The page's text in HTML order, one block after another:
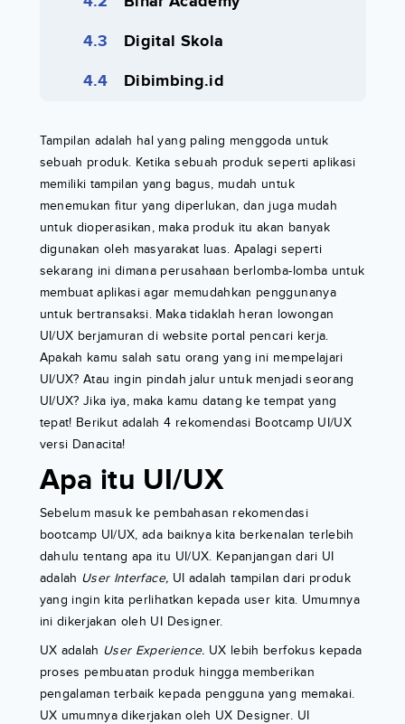
Digital Skola
Dibimbing.id
Tampilan adalah hal yang paling menggoda untuk
sebuah produk. Ketika sebuah produk seperti aplikasi
memiliki tampilan yang bagus, mudah untuk
menemukan fitur yang diperlukan, dan juga mudah
untuk dioperasikan, maka produk itu akan banyak
digunakan oleh masyarakat luas. Apalagi seperti
sekarang ini dimana perusahaan berlomba-lomba untuk
membuat aplikasi agar memudahkan penggunanya
untuk bertransaksi. Maka tidaklah heran lowongan
UI/UX berjamuran di website portal pencari kerja.
Apakah kamu salah satu orang yang ini mempelajari
UI/UX? Atau ingin pindah jalur untuk menjadi seorang
UI/UX? Jika iya, maka kamu datang ke tempat yang
tepat! Berikut adalah 4 rekomendasi Bootcamp UI/UX
versi Danacita!
Apa itu UI/UX
Sebelum masuk ke pembahasan rekomendasi
bootcamp UI/UX, ada baiknya kita berkenalan terlebih
dahulu tentang apa itu UI/UX. Kepanjangan dari UI
adalah User Interface, UI adalah tampilan dari produk
yang ingin kita perlihatkan kepada user kita. Umumnya
ini dikerjakan oleh UI Designer.
UX adalah User Experience. UX lebih berfokus kepada
proses pembuatan produk hingga memberikan
pengalaman terbaik kepada pengguna yang memakai.
UX umumnya dikerjakan oleh UX Designer. UI